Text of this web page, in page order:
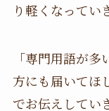
り軽くなってい
「専門用語が
方にも届いてほ
でお伝えしてい